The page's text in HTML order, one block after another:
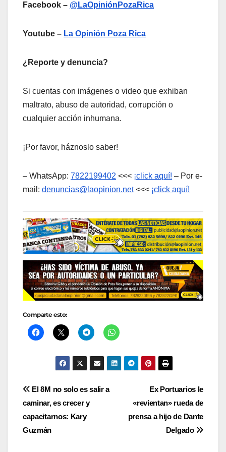
Facebook – @LaOpiniónPozaRica
Youtube – La Opinión Poza Rica
¿Reporte y denuncia?
Si cuentas con imágenes o video que exhiban
maltrato, abuso de autoridad, corrupción o
cualquier acción inhumana.
¡Por favor, háznoslo saber!
– WhatsApp: 7822199402 <<< ¡click aquí! – Por e-
mail: denuncias@laopinion.net<<< ¡click aquí!
Comparte esto:
Navegación
de
entradas
Ex Portuarios le
«revientan» rueda de
prensa a hijo de Dante
Delgado
El 8M no solo es salir a
caminar, es crecer y
capacitarnos: Kary
Guzmán